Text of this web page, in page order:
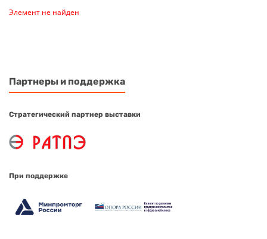
Элемент не найден
Партнеры и поддержка
Стратегический партнер выставки
При поддержке